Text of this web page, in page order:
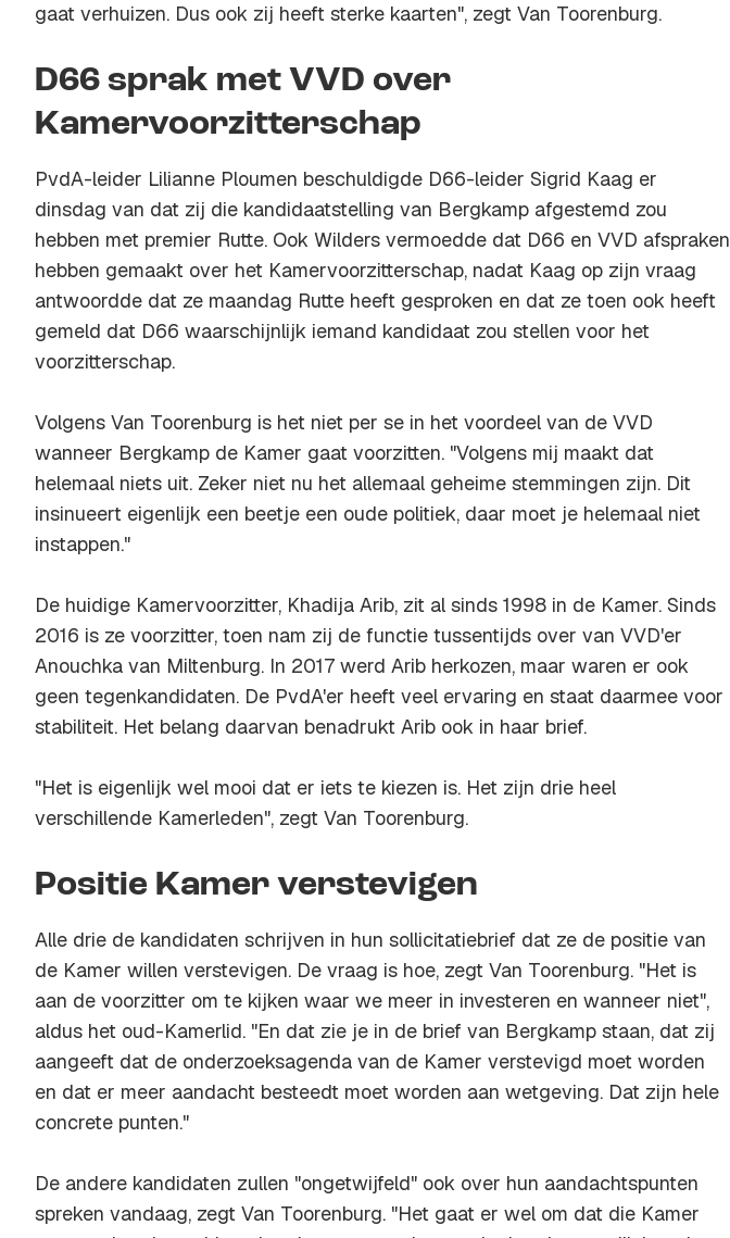
gaat verhuizen. Dus ook zij heeft sterke kaarten", zegt Van Toorenburg.
D66 sprak met VVD over
Kamervoorzitterschap
PvdA-leider Lilianne Ploumen beschuldigde D66-leider Sigrid Kaag er
dinsdag van dat zij die kandidaatstelling van Bergkamp afgestemd zou
hebben met premier Rutte. Ook Wilders vermoedde dat D66 en VVD afspraken
hebben gemaakt over het Kamervoorzitterschap, nadat Kaag op zijn vraag
antwoordde dat ze maandag Rutte heeft gesproken en dat ze toen ook heeft
gemeld dat D66 waarschijnlijk iemand kandidaat zou stellen voor het
voorzitterschap.
Volgens Van Toorenburg is het niet per se in het voordeel van de VVD
wanneer Bergkamp de Kamer gaat voorzitten. "Volgens mij maakt dat
helemaal niets uit. Zeker niet nu het allemaal geheime stemmingen zijn. Dit
insinueert eigenlijk een beetje een oude politiek, daar moet je helemaal niet
instappen."
De huidige Kamervoorzitter, Khadija Arib, zit al sinds 1998 in de Kamer. Sinds
2016 is ze voorzitter, toen nam zij de functie tussentijds over van VVD'er
Anouchka van Miltenburg. In 2017 werd Arib herkozen, maar waren er ook
geen tegenkandidaten. De PvdA'er heeft veel ervaring en staat daarmee voor
stabiliteit. Het belang daarvan benadrukt Arib ook in haar brief.
"Het is eigenlijk wel mooi dat er iets te kiezen is. Het zijn drie heel
verschillende Kamerleden", zegt Van Toorenburg.
Positie Kamer verstevigen
Alle drie de kandidaten schrijven in hun sollicitatiebrief dat ze de positie van
de Kamer willen verstevigen. De vraag is hoe, zegt Van Toorenburg. "Het is
aan de voorzitter om te kijken waar we meer in investeren en wanneer niet",
aldus het oud-Kamerlid. "En dat zie je in de brief van Bergkamp staan, dat zij
aangeeft dat de onderzoeksagenda van de Kamer verstevigd moet worden
en dat er meer aandacht besteedt moet worden aan wetgeving. Dat zijn hele
concrete punten."
De andere kandidaten zullen "ongetwijfeld" ook over hun aandachtspunten
spreken vandaag, zegt Van Toorenburg. "Het gaat er wel om dat die Kamer